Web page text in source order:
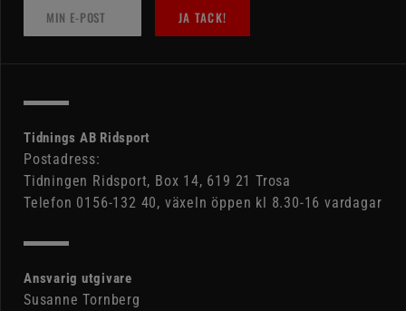
JA TACK!
Tidnings AB Ridsport
Postadress:
Tidningen Ridsport, Box 14, 619 21 Trosa
Telefon 0156-132 40, växeln öppen kl 8.30-16 vardagar
Ansvarig utgivare
Susanne Tornberg